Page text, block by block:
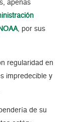
apenas
NOAA, por sus
regularidad en
impredecible y
de su